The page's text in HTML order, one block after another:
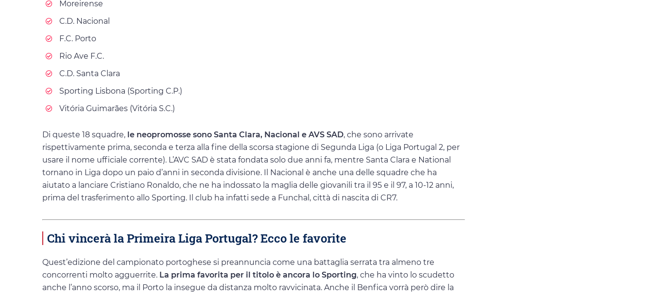
Moreirense
C.D. Nacional
F.C. Porto
Rio Ave F.C.
C.D. Santa Clara
Sporting Lisbona (Sporting C.P.)
Vitória Guimarães (Vitória S.C.)
Di queste 18 squadre, le neopromosse sono Santa Clara, Nacional e AVS SAD, che sono arrivate
rispettivamente prima, seconda e terza alla fine della scorsa stagione di Segunda Liga (o Liga Portugal 2, per
usare il nome ufficiale corrente). L’AVC SAD è stata fondata solo due anni fa, mentre Santa Clara e National
tornano in Liga dopo un paio d’anni in seconda divisione. Il Nacional è anche una delle squadre che ha
aiutato a lanciare Cristiano Ronaldo, che ne ha indossato la maglia delle giovanili tra il 95 e il 97, a 10-12 anni,
prima del trasferimento allo Sporting. Il club ha infatti sede a Funchal, città di nascita di CR7.
Chi vincerà la Primeira Liga Portugal? Ecco le favorite
Quest’edizione del campionato portoghese si preannuncia come una battaglia serrata tra almeno tre
concorrenti molto agguerrite. La prima favorita per il titolo è ancora lo Sporting, che ha vinto lo scudetto
anche l’anno scorso, ma il Porto la insegue da distanza molto ravvicinata. Anche il Benfica vorrà però dire la